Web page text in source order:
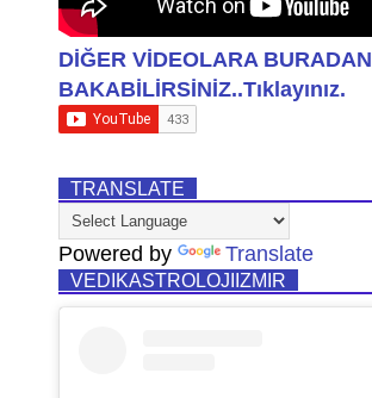
DİĞER VİDEOLARA BURADAN
BAKABİLİRSİNİZ..Tıklayınız.
TRANSLATE
Powered by Translate
VEDIKASTROLOJIIZMIR